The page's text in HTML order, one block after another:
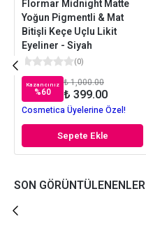
Flormar Midnight Matte
Yoğun Pigmentli & Mat
Bitişli Keçe Uçlu Likit
Eyeliner - Siyah
(0)
Kazancınız
%60
₺ 1,000.00
₺ 399.00
Cosmetica Üyelerine Özel!
Sepete Ekle
SON GÖRÜNTÜLENENLER